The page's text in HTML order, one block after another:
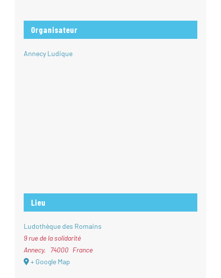
Organisateur
Annecy Ludique
Lieu
Ludothèque des Romains
9 rue de la solidarité
Annecy, 74000 France
+ Google Map